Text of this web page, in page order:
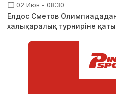
02 Июн - 08:30
Елдос Сметов Олимпиададан
халықаралық турниріне